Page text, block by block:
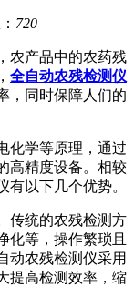
720
产品中的农药残
全自动农残检测仪
，同时保障人们的
学等原理，通过
高精度设备。相较
以下几个优势。
统的农残检测方
化等，操作繁琐且
动农残检测仪采用
提高检测效率，缩